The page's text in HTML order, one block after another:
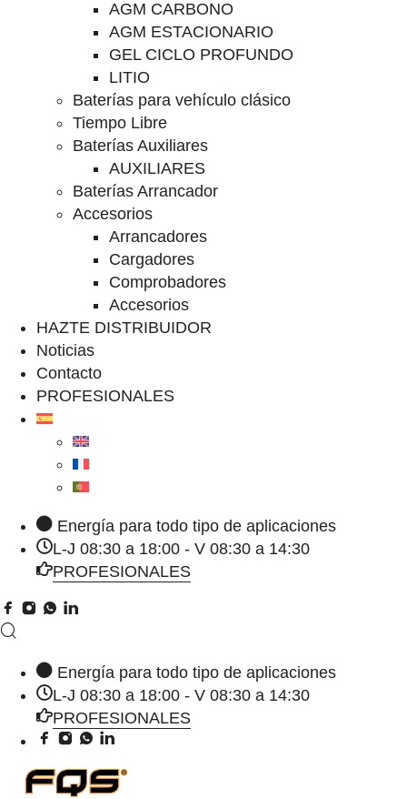
AGM CARBONO
AGM ESTACIONARIO
GEL CICLO PROFUNDO
LITIO
Baterías para vehículo clásico
Tiempo Libre
Baterías Auxiliares
AUXILIARES
Baterías Arrancador
Accesorios
Arrancadores
Cargadores
Comprobadores
Accesorios
HAZTE DISTRIBUIDOR
Noticias
Contacto
PROFESIONALES
Energía para todo tipo de aplicaciones
L-J 08:30 a 18:00 - V 08:30 a 14:30
PROFESIONALES
Energía para todo tipo de aplicaciones
L-J 08:30 a 18:00 - V 08:30 a 14:30
PROFESIONALES